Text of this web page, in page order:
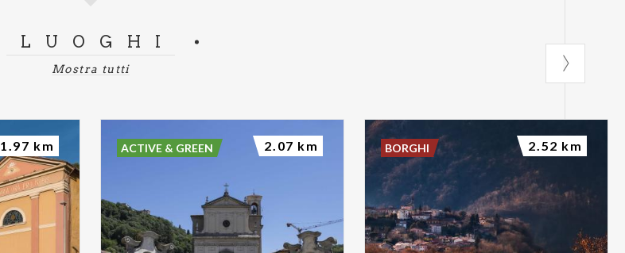
LUOGHI
Mostra tutti
1.97 km ACTIVE & GREEN 2.07 km BORGHI 2.52 km